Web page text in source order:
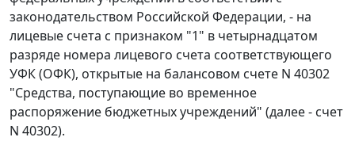
законодательством Российской Федерации, - на
лицевые счета с признаком "1" в четырнадцатом
разряде номера лицевого счета соответствующего
УФК (ОФК), открытые на балансовом счете N 40302
"Средства, поступающие во временное
распоряжение бюджетных учреждений" (далее - счет
N 40302).